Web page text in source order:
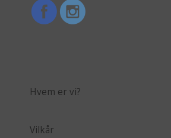
Hvem er vi?
Vilkår